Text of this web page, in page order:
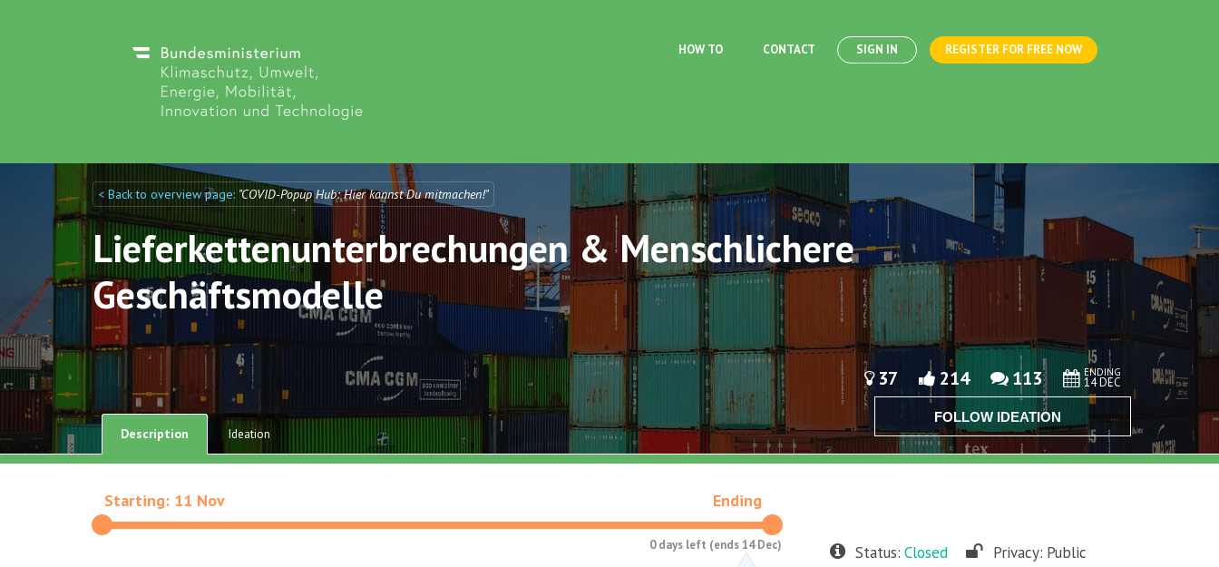
HOW TO CONTACT SIGN IN REGISTER FOR FREE NOW
Discuto
< Back to overview page: "COVID-Popup Hub: Hier kannst Du mitmachen!"
Lieferkettenunterbrechungen & Menschlichere
Geschäftsmodelle
37 214 113 ENDING
14 DEC
FOLLOW IDEATION
Description Ideation
Starting: 11 Nov Ending
0 days left (ends 14 Dec) Status: Closed Privacy: Public